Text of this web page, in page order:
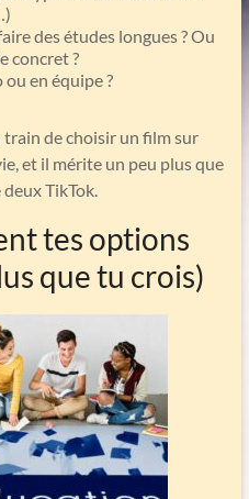
des études longues ? Ou
concret ?
ou en équipe ?
train de choisir un film sur
et il mérite un peu plus que
TikTok.
tes options
que tu crois)